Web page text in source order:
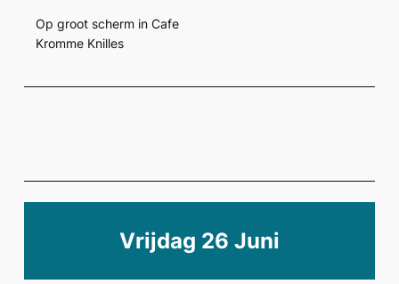
Op groot scherm in Cafe
Kromme Knilles
Vrijdag 26 Juni